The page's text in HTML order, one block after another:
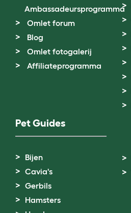
Ambassadeursprogramma
Omlet forum
Blog
Omlet fotogalerij
Affiliateprogramma
Pet Guides
Bijen
Cavia's
Gerbils
Hamsters